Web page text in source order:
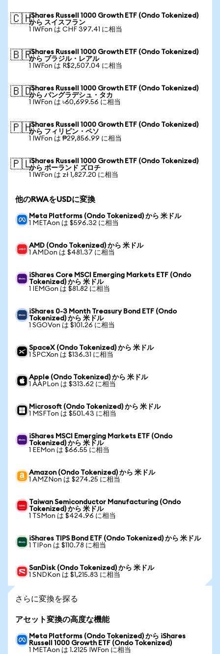
🇨🇭iShares Russell 1000 Growth ETF (Ondo Tokenized)
から スイスフラン
1 IWFon は CHF 397.41 に相当
🇧🇷iShares Russell 1000 Growth ETF (Ondo Tokenized)
から ブラジル・レアル
1 IWFon は R$2,507.04 に相当
🇧🇩iShares Russell 1000 Growth ETF (Ondo Tokenized)
から バングラデシュ・タカ
1 IWFon は ৳60,699.56 に相当
🇵🇭iShares Russell 1000 Growth ETF (Ondo Tokenized)
から フィリピン・ペソ
1 IWFon は ₱29,856.99 に相当
🇵🇱iShares Russell 1000 Growth ETF (Ondo Tokenized)
から ポーランド ズロチ
1 IWFon は zł 1,827.20 に相当
他のRWAをUSDに変換
Meta Platforms (Ondo Tokenized) から 米ドル
1 METAon は $596.32 に相当
AMD (Ondo Tokenized) から 米ドル
1 AMDon は $481.37 に相当
iShares Core MSCI Emerging Markets ETF (Ondo
Tokenized) から 米ドル
1 IEMGon は $81.82 に相当
iShares 0-3 Month Treasury Bond ETF (Ondo
Tokenized) から 米ドル
1 SGOVon は $101.26 に相当
SpaceX (Ondo Tokenized) から 米ドル
1 SPCXon は $136.31 に相当
Apple (Ondo Tokenized) から 米ドル
1 AAPLon は $313.62 に相当
Microsoft (Ondo Tokenized) から 米ドル
1 MSFTon は $501.43 に相当
iShares MSCI Emerging Markets ETF (Ondo
Tokenized) から 米ドル
1 EEMon は $66.55 に相当
Amazon (Ondo Tokenized) から 米ドル
1 AMZNon は $274.25 に相当
Taiwan Semiconductor Manufacturing (Ondo
Tokenized) から 米ドル
1 TSMon は $424.96 に相当
iShares TIPS Bond ETF (Ondo Tokenized) から 米ドル
1 TIPon は $110.78 に相当
SanDisk (Ondo Tokenized) から 米ドル
1 SNDKon は $1,215.83 に相当
さらに変換を探る
アセット変換の高度な機能
Meta Platforms (Ondo Tokenized) から iShares
Russell 1000 Growth ETF (Ondo Tokenized)
1 METAon は 1.2125 IWFon に相当